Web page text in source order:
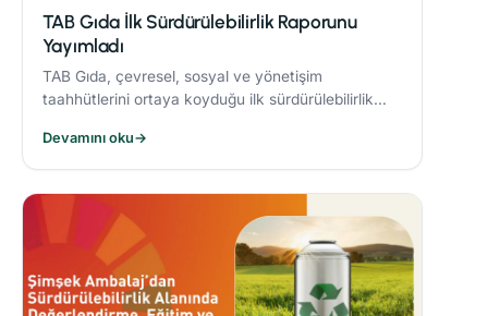
TAB Gıda İlk Sürdürülebilirlik Raporunu
Yayımladı
TAB Gıda, çevresel, sosyal ve yönetişim
taahhütlerini ortaya koyduğu ilk sürdürülebilirlik
olan bağlılığını ortaya koydu.
Devamını oku→